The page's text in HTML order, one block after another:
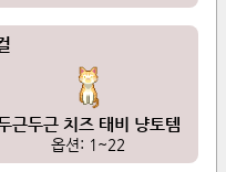
근두근 치즈 태비 냥토템
옵션: 1~22